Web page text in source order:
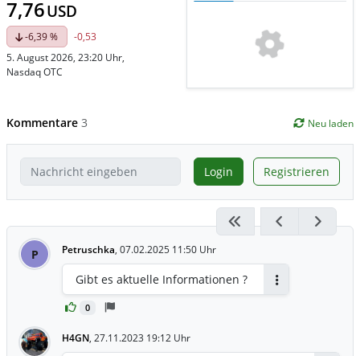
7,76USD
-6,39 %
-0,53
5. August 2026, 23:20 Uhr,
Nasdaq OTC
Kommentare 3 Neu laden
Login Registrieren
P Petruschka, 07.02.2025 11:50 Uhr
0
Gibt es aktuelle Informationen ?
H4GN, 27.11.2023 19:12 Uhr